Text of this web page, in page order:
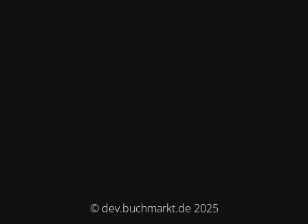
© dev.buchmarkt.de 2025